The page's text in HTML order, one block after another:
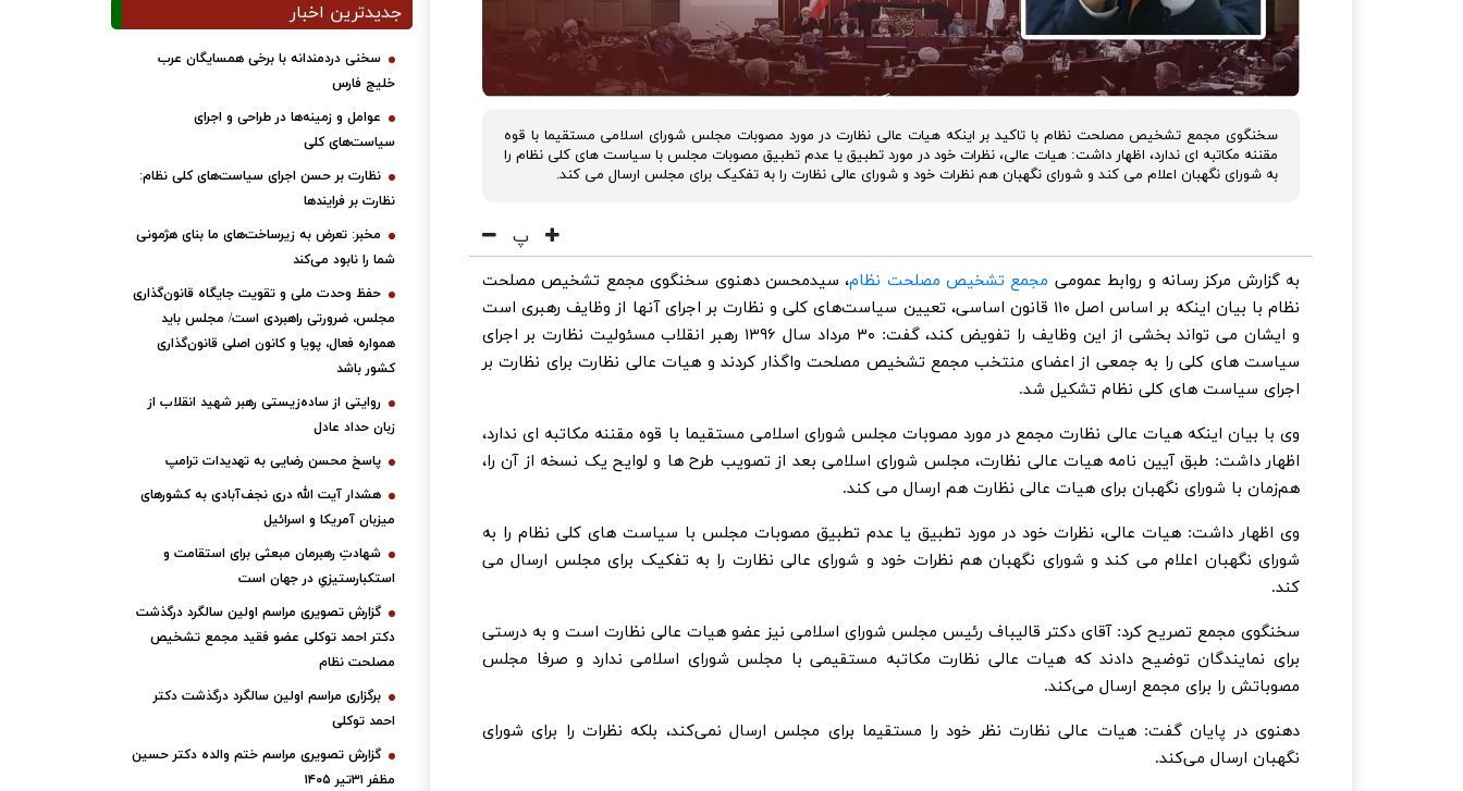
سخنگوی مجمع تشخیص مصلحت نظام با تاکید بر اینکه هیات عالی نظارت در مورد مصوبات مجلس شورای اسلامی مستقیما با قوه
مقننه مکاتبه ای ندارد، اظهار داشت: هیات عالی، نظرات خود در مورد تطبیق یا عدم تطبیق مصوبات مجلس با سیاست های کلی نظام را
به شورای نگهبان اعلام می کند و شورای نگهبان هم نظرات خود و شورای عالی نظارت را به تفکیک برای مجلس ارسال می کند.
پ
به گزارش مرکز رسانه و روابط عمومی مجمع تشخیص مصلحت نظام، سیدمحسن دهنوی سخنگوی مجمع تشخیص مصلحت
نظام با بیان اینکه بر اساس اصل ۱۱۰ قانون اساسی، تعیین سیاست‌های کلی و نظارت بر اجرای آنها از وظایف رهبری است
و ایشان می تواند بخشی از این وظایف را تفویض کند، گفت: ۳۰ مرداد سال ۱۳۹۶ رهبر انقلاب مسئولیت نظارت بر اجرای
سیاست های کلی را به جمعی از اعضای منتخب مجمع تشخیص مصلحت واگذار کردند و هیات عالی نظارت برای نظارت بر
اجرای سیاست های کلی نظام تشکیل شد.
وی با بیان اینکه هیات عالی نظارت مجمع در مورد مصوبات مجلس شورای اسلامی مستقیما با قوه مقننه مکاتبه ای ندارد،
اظهار داشت: طبق آیین نامه هیات عالی نظارت، مجلس شورای اسلامی بعد از تصویب طرح ها و لوایح یک نسخه از آن را،
هم‌زمان با شورای نگهبان برای هیات عالی نظارت هم ارسال می کند.
وی اظهار داشت: هیات عالی، نظرات خود در مورد تطبیق یا عدم تطبیق مصوبات مجلس با سیاست های کلی نظام را به
شورای نگهبان اعلام می کند و شورای نگهبان هم نظرات خود و شورای عالی نظارت را به تفکیک برای مجلس ارسال می
کند.
سخنگوی مجمع تصریح کرد: آقای دکتر قالیباف رئیس مجلس شورای اسلامی نیز عضو هیات عالی نظارت است و به درستی
برای نمایندگان توضیح دادند که هیات عالی نظارت مکاتبه مستقیمی با مجلس شورای اسلامی ندارد و صرفا مجلس
مصوباتش را برای مجمع ارسال می‌کند.
دهنوی در پایان گفت: هیات عالی نظارت نظر خود را مستقیما برای مجلس ارسال نمی‌کند، بلکه نظرات را برای شورای
نگهبان ارسال می‌کند.
جدیدترین اخبار
سخنی دردمندانه با برخی همسایگان عرب
خلیج فارس
عوامل و زمینه‌ها در طراحی و اجرای
سیاست‌های کلی
نظارت بر حسن اجرای سیاست‌های کلی نظام:
نظارت بر فرایندها
مخبر: تعرض به زیرساخت‌های ما بنای هژمونی
شما را نابود می‌کند
حفظ وحدت ملی و تقویت جایگاه قانون‌گذاری
مجلس، ضرورتی راهبردی است/ مجلس باید
همواره فعال، پویا و کانون اصلی قانون‌گذاری
کشور باشد
روایتی از ساده‌زیستی رهبر شهید انقلاب از
زبان حداد عادل
پاسخ محسن رضایی به تهدیدات ترامپ
هشدار آیت الله دری نجف‌آبادی به کشورهای
میزبان آمریکا و اسرائیل
شهادتِ رهبرمان مبعثی برای استقامت و
استکبارستیزیِ در جهان است
گزارش تصویری مراسم اولین سالگرد درگذشت
دکتر احمد توکلی عضو فقید مجمع تشخیص
مصلحت نظام
برگزاری مراسم اولین سالگرد درگذشت دکتر
احمد توکلی
گزارش تصویری مراسم ختم والده دکتر حسین
مظفر ۳۱تیر ۱۴۰۵